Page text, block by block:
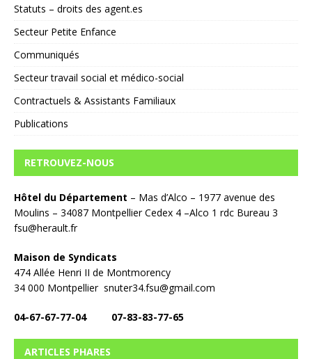
Statuts – droits des agent.es
Secteur Petite Enfance
Communiqués
Secteur travail social et médico-social
Contractuels & Assistants Familiaux
Publications
RETROUVEZ-NOUS
Hôtel du Département – Mas d’Alco – 1977 avenue des
Moulins – 34087 Montpellier Cedex 4 –Alco 1 rdc Bureau 3
fsu@herault.fr
Maison de Syndicats
474 Allée Henri II de Montmorency
34 000 Montpellier snuter34.fsu@gmail.com
04-67-67-77-04 07-83-83-77-65
ARTICLES PHARES